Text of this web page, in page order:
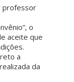
professor
o
aceite que
a
da